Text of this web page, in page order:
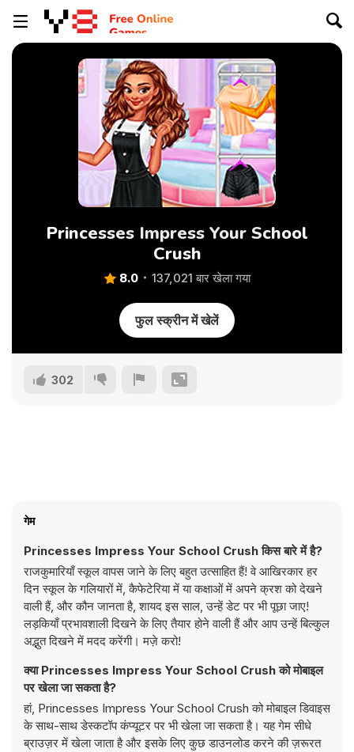
Princesses Impress Your School
Crush
8.0 137,021 बार खेला गया
फुल स्क्रीन में खेलें
302
गेम
Princesses Impress Your School Crush किस बारे में है?
राजकुमारियाँ स्कूल वापस जाने के लिए बहुत उत्साहित हैं! वे आखिरकार हर
दिन स्कूल के गलियारों में, कैफेटेरिया में या कक्षाओं में अपने क्रश को देखने
वाली हैं, और कौन जानता है, शायद इस साल, उन्हें डेट पर भी पूछा जाए!
लड़कियाँ प्रभावशाली दिखने के लिए तैयार होने वाली हैं और आप उन्हें बिल्कुल
अद्भुत दिखने में मदद करेंगी। मज़े करो!
क्या Princesses Impress Your School Crush को मोबाइल
पर खेला जा सकता है?
हां, Princesses Impress Your School Crush को मोबाइल डिवाइस
के साथ-साथ डेस्कटॉप कंप्यूटर पर भी खेला जा सकता है। यह गेम सीधे
ब्राउज़र में खेला जाता है और इसके लिए कुछ डाउनलोड करने की ज़रूरत